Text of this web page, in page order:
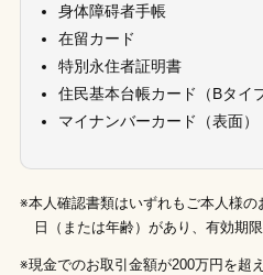
身体障碍者手帳
在留カード
特別永住者証明書
住民基本台帳カード（Bタイ
マイナンバーカード（表面）
※本人確認書類はいずれもご本人様の
日（または年齢）があり、有効期
※現金でのお取引金額が200万円を超